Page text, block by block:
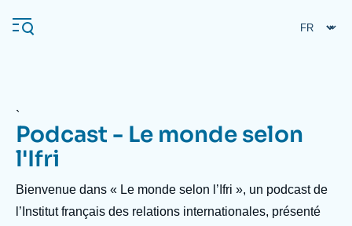
au
contenu
Navigation
principale
L'Ifri
`
Podcast - Le monde selon
l'Ifri
Accroche
header
Bienvenue dans « Le monde selon l’Ifri », un podcast de
l’Institut français des relations internationales, présenté